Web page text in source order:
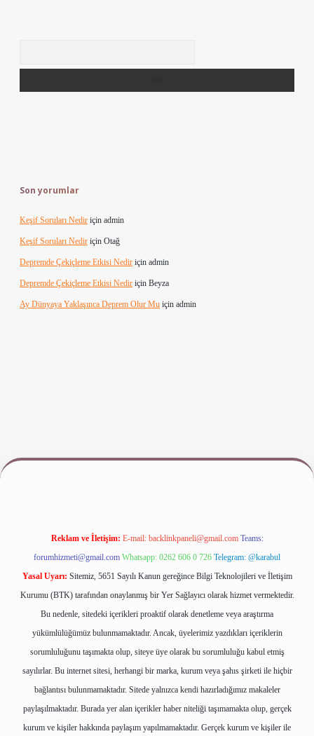
Son yorumlar
Keşif Soruları Nedir için admin
Keşif Soruları Nedir için Otağ
Depremde Çekiçleme Etkisi Nedir için admin
Depremde Çekiçleme Etkisi Nedir için Beyza
Ay Dünyaya Yaklaşınca Deprem Olur Mu için admin
www.betexper.xyz/
Reklam ve İletişim: E-mail: backlinkpaneli@gmail.com Teams:
forumhizmeti@gmail.com Whatsapp: 0262 606 0 726 Telegram: @karabul
Yasal Uyarı: Sitemiz, 5651 Sayılı Kanun gereğince Bilgi Teknolojileri ve İletişim
Kurumu (BTK) tarafından onaylanmış bir Yer Sağlayıcı olarak hizmet vermektedir.
Bu nedenle, sitedeki içerikleri proaktif olarak denetleme veya araştırma
yükümlülüğümüz bulunmamaktadır. Ancak, üyelerimiz yazdıkları içeriklerin
sorumluluğunu taşımakta olup, siteye üye olarak bu sorumluluğu kabul etmiş
sayılırlar. Bu internet sitesi, herhangi bir marka, kurum veya şahıs şirketi ile hiçbir
bağlantısı bulunmamaktadır. Sitede yalnızca kendi hazırladığımız makaleler
paylaşılmaktadır. Burada yer alan içerikler haber niteliği taşımamakta olup, gerçek
kurum ve kişiler hakkında paylaşım yapılmamaktadır. Gerçek kurum ve kişiler ile